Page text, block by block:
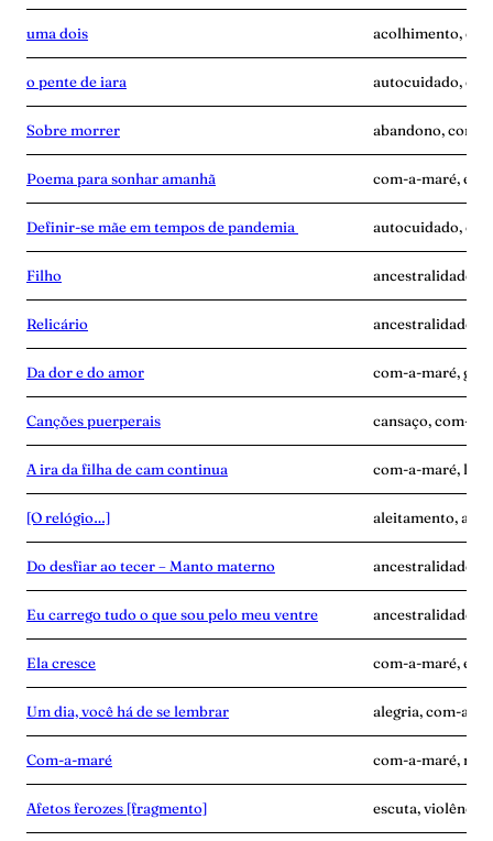
uma dois acolhimento,
o pente de iara autocuidado,
Sobre morrer abandono, com-
Poema para sonhar amanhã com-a-maré,
Definir-se mãe em tempos de pandemia autocuidado,
Filho ancestralidade,
Relicário ancestralidade,
Da dor e do amor com-a-maré,
Canções puerperais cansaço, com-a-
A ira da filha de cam continua com-a-maré,
[O relógio…] aleitamento,
Do desfiar ao tecer – Manto materno ancestralidade,
Eu carrego tudo o que sou pelo meu ventre ancestralidade,
Ela cresce com-a-maré,
Um dia, você há de se lembrar alegria, com-a-
Com-a-maré com-a-maré,
Afetos ferozes [fragmento] escuta, violência